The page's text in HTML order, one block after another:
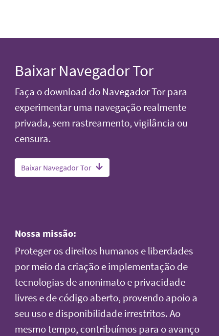
Baixar Navegador Tor
Faça o download do Navegador Tor para
experimentar uma navegação realmente
privada, sem rastreamento, vigilância ou
censura.
Baixar Navegador Tor
Nossa missão:
Proteger os direitos humanos e liberdades
por meio da criação e implementação de
tecnologias de anonimato e privacidade
livres e de código aberto, provendo apoio a
seu uso e disponibilidade irrestritos. Ao
mesmo tempo, contribuímos para o avanço